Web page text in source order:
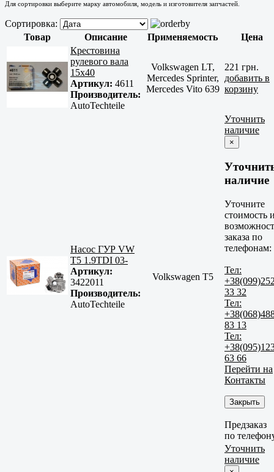
Для сортировки выберите марку автомобиля, модель и изготовителя запчастей.
Сортировка:
Товар
Описание Применяемость
Цена
Крестовина
рулевого вала
15х40
Артикул: 4611
Производитель:
AutoTechteile
Volkswagen LT,
Mercedes Sprinter,
Mercedes Vito 639
221 грн.
добавить в
корзину
Насос ГУР VW
T5 1.9TDI 03-
Артикул:
3422011
Производитель:
AutoTechteile
Volkswagen T5
Уточнить
наличие
×
наличие
Уточните
стоимость
заказа по
телефонам:
Тел:
33 32
Тел:
83 13
Тел:
63 66
Перейти на
Контакты
Закрыть
Предзаказ
по
Уточнить
наличие